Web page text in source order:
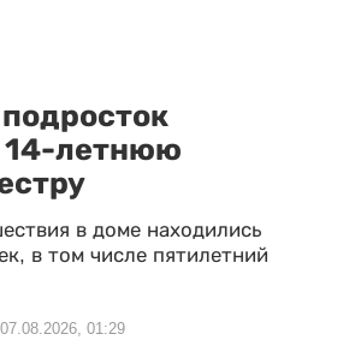
14-летнюю
в доме находились
в том числе пятилетний
07.08.2026, 01:29